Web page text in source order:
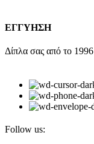
ΕΓΓΥΗΣΗ
Δίπλα σας από το 1996
Follow us: